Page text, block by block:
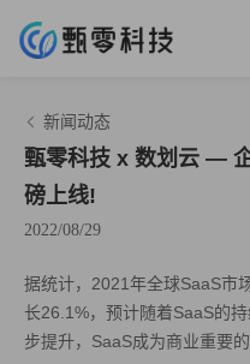
新闻动态
甄零科技 x 数划云 —
磅上线!
2022/08/29
据统计，2021年全球SaaS市
长26.1%，预计随着SaaS的
步提升，SaaS成为商业重要的